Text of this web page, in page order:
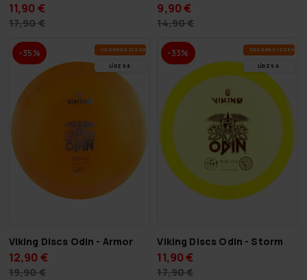
11,90 €
17,90 €
9,90 €
14,90 €
-35% VA­SA­RAS IZ­SKA­ŅA
LĪDZ 9.8.
Viking Discs Odin - Armor
12,90 €
19,90 €
-33% VA­SA­RAS IZ­SKA­ŅA
LĪDZ 9.8.
Viking Discs Odin - Storm
11,90 €
17,90 €